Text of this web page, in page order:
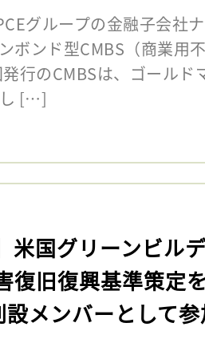
グループの金融子会社
ボンド型CMBS（商業用
行のCMBSは、ゴールド
し […]
米国グリーンビル
復旧復興基準策定
設メンバーとして